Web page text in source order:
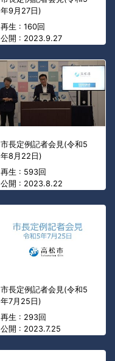
年9月27日)
再生 : 160回
公開 : 2023.9.27
市長定例記者会見(令和5
年8月22日)
再生 : 593回
公開 : 2023.8.22
市長定例記者会見(令和5
年7月25日)
再生 : 293回
公開 : 2023.7.25